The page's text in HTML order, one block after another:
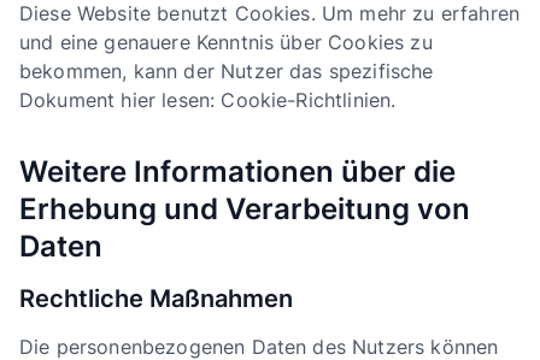
Diese Website benutzt Cookies. Um mehr zu erfahren
und eine genauere Kenntnis über Cookies zu
bekommen, kann der Nutzer das spezifische
Dokument hier lesen: Cookie-Richtlinien.
Weitere Informationen über die
Erhebung und Verarbeitung von
Daten
Rechtliche Maßnahmen
Die personenbezogenen Daten des Nutzers können